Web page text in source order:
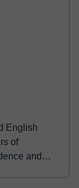
English
of
and